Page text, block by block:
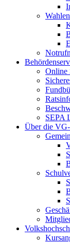
Online
SEPA
Über die